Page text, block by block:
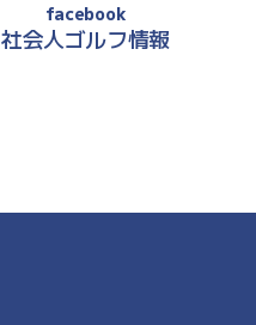
facebook
社会人ゴルフ情報